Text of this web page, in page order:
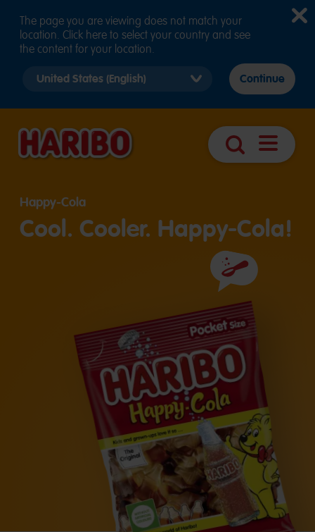
Vyhledávání
Otevřít
Happy-Cola
Cool. Cooler. Happy-Cola!
Složení
The page you are viewing does not match your
location. Click here to select your country and see
the content for your location.
country
Continue